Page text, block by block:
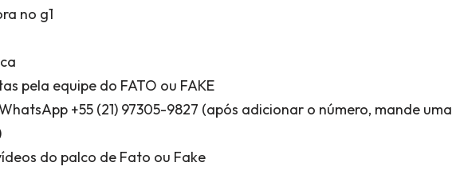
no g1
pela equipe do FATO ou FAKE
+55 (21) 97305-9827 (após adicionar o número, mande uma
do palco de Fato ou Fake